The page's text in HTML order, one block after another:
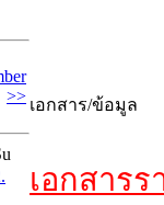
>> เอกสาร/ข้อมูล
เอกสาร